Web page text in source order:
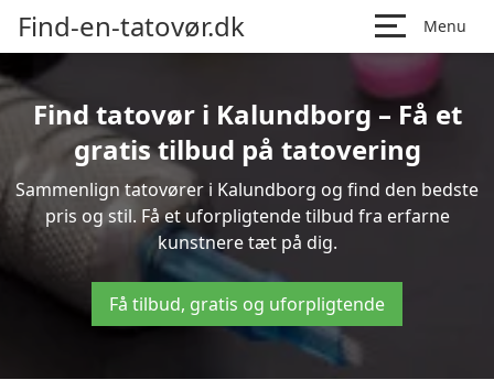
Find-en-tatovør.dk Menu
Find tatovør i Kalundborg – Få et
gratis tilbud på tatovering
Sammenlign tatovører i Kalundborg og find den bedste
pris og stil. Få et uforpligtende tilbud fra erfarne
kunstnere tæt på dig.
Få tilbud, gratis og uforpligtende